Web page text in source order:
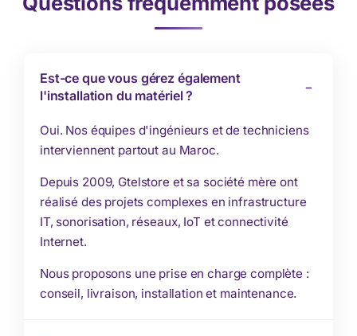
Est-ce que vous gérez également
l'installation du matériel ?
Oui. Nos équipes d'ingénieurs et de techniciens
interviennent partout au Maroc.
Depuis 2009, Gtelstore et sa société mère ont
réalisé des projets complexes en infrastructure
IT, sonorisation, réseaux, IoT et connectivité
Internet.
Nous proposons une prise en charge complète :
conseil, livraison, installation et maintenance.